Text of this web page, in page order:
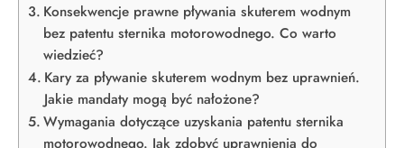
Konsekwencje prawne pływania skuterem wodnym
bez patentu sternika motorowodnego. Co warto
wiedzieć?
Kary za pływanie skuterem wodnym bez uprawnień.
Jakie mandaty mogą być nałożone?
Wymagania dotyczące uzyskania patentu sternika
motorowodnego. Jak zdobyć uprawnienia do